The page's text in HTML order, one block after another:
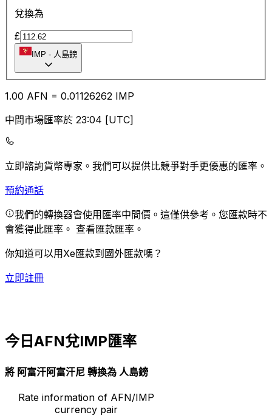
兌換為
£
IMP - 人島鎊
1.00 AFN = 0.01126262 IMP
中間市場匯率於 23:04 [UTC]
立即諮詢貨幣專家。 我們可以提供比競爭對手更優惠的匯率。
預約通話
我們的轉換器會使用匯率中間價。這僅供參考。您匯款時不
會獲得此匯率。 查看匯款匯率。
你知道可以用Xe匯款到國外匯款嗎？
立即註冊
今日AFN兌IMP匯率
將 阿富汗阿富汗尼 轉換為 人島鎊
Rate information of AFN/IMP
currency pair